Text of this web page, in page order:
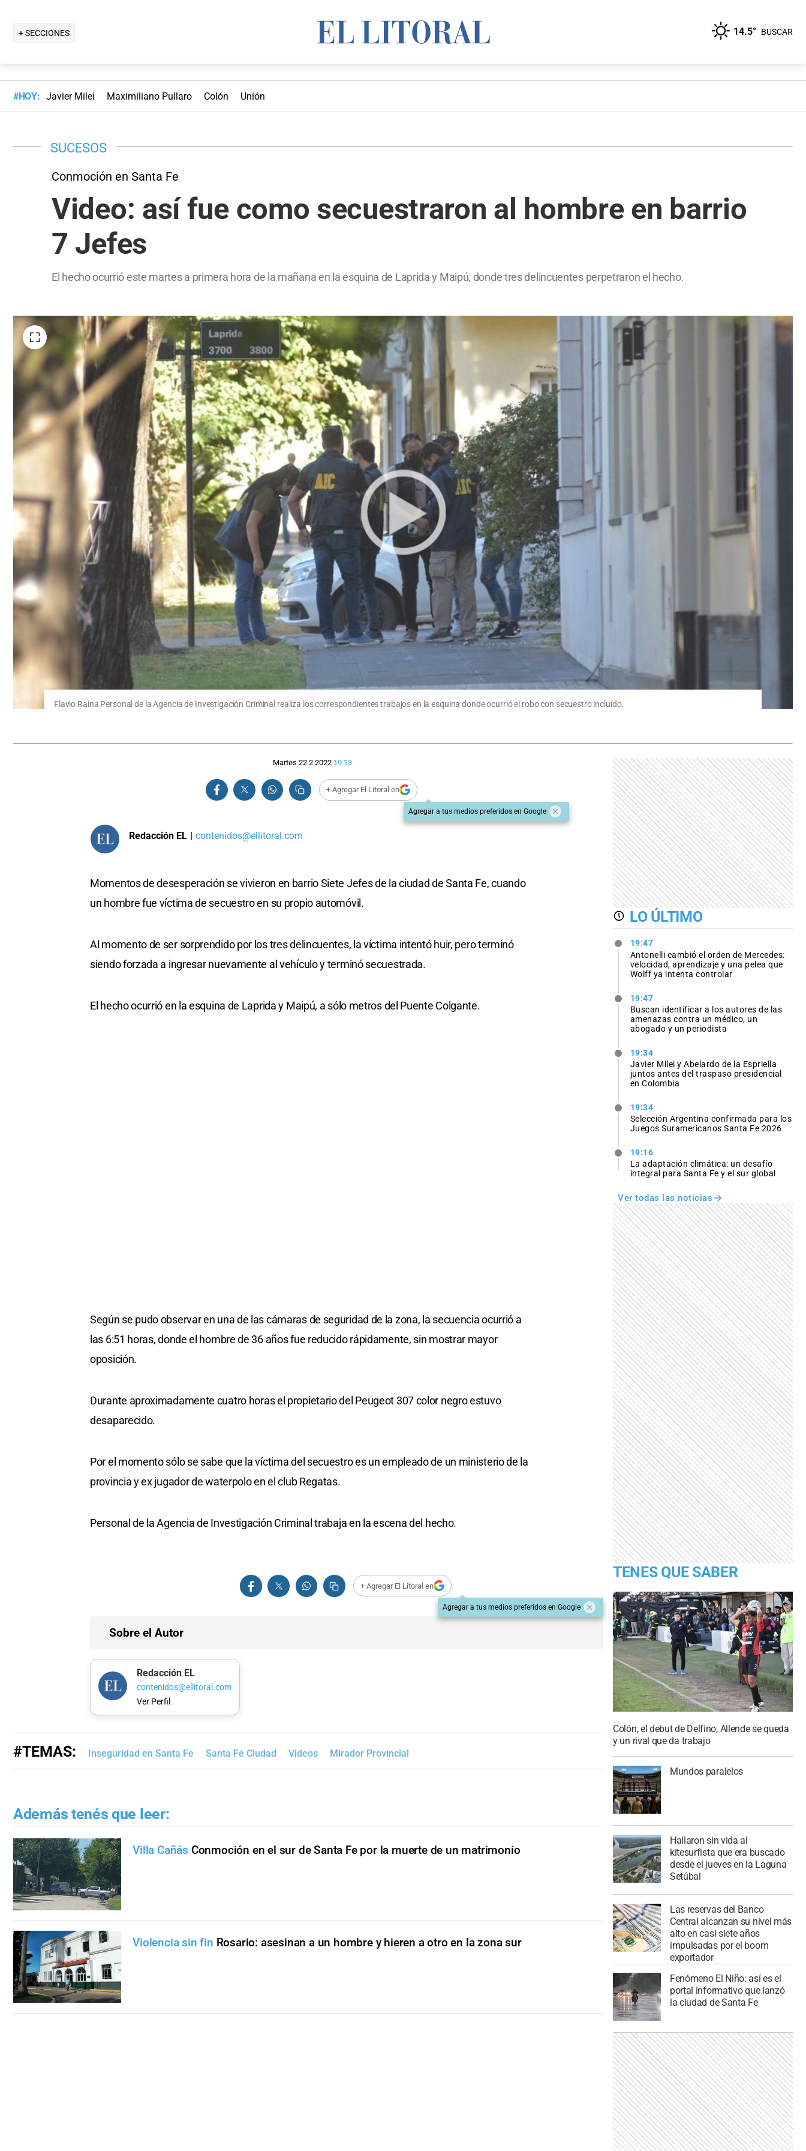
+ SECCIONES 14.5° BUSCAR
#HOY: Javier Milei Maximiliano Pullaro Colón Unión
SUCESOS
Conmoción en Santa Fe
Video: así fue como secuestraron al hombre en barrio
7 Jefes
El hecho ocurrió este martes a primera hora de la mañana en la esquina de Laprida y Maipú, donde tres delincuentes perpetraron el hecho.
Flavio Raina Personal de la Agencia de Investigación Criminal realiza los correspondientes trabajos en la esquina donde ocurrió el robo con secuestro incluído.
Martes 22.2.2022 19:13
+ Agregar El Litoral en
Agregar a tus medios preferidos en Google
Redacción EL | contenidos@ellitoral.com
Momentos de desesperación se vivieron en barrio Siete Jefes de la ciudad de Santa Fe, cuando
un hombre fue víctima de secuestro en su propio automóvil.
Al momento de ser sorprendido por los tres delincuentes, la víctima intentó huir, pero terminó
siendo forzada a ingresar nuevamente al vehículo y terminó secuestrada.
El hecho ocurrió en la esquina de Laprida y Maipú, a sólo metros del Puente Colgante.
Según se pudo observar en una de las cámaras de seguridad de la zona, la secuencia ocurrió a
las 6:51 horas, donde el hombre de 36 años fue reducido rápidamente, sin mostrar mayor
oposición.
Durante aproximadamente cuatro horas el propietario del Peugeot 307 color negro estuvo
desaparecido.
Por el momento sólo se sabe que la víctima del secuestro es un empleado de un ministerio de la
provincia y ex jugador de waterpolo en el club Regatas.
Personal de la Agencia de Investigación Criminal trabaja en la escena del hecho.
+ Agregar El Litoral en
Agregar a tus medios preferidos en Google
Sobre el Autor
Redacción EL
contenidos@ellitoral.com
Ver Perfil
#TEMAS: Inseguridad en Santa Fe Santa Fe Ciudad Videos Mirador Provincial
Además tenés que leer:
Villa Cañás Conmoción en el sur de Santa Fe por la muerte de un matrimonio
Violencia sin fin Rosario: asesinan a un hombre y hieren a otro en la zona sur
LO ÚLTIMO
19:47
Antonelli cambió el orden de Mercedes:
velocidad, aprendizaje y una pelea que
Wolff ya intenta controlar
19:47
Buscan identificar a los autores de las
amenazas contra un médico, un
abogado y un periodista
19:34
Javier Milei y Abelardo de la Espriella
juntos antes del traspaso presidencial
en Colombia
19:34
Selección Argentina confirmada para los
Juegos Suramericanos Santa Fe 2026
19:16
La adaptación climática: un desafío
integral para Santa Fe y el sur global
Ver todas las noticias
TENES QUE SABER
Colón, el debut de Delfino, Allende se queda
y un rival que da trabajo
Mundos paralelos
Hallaron sin vida al
kitesurfista que era buscado
desde el jueves en la Laguna
Setúbal
Las reservas del Banco
Central alcanzan su nivel más
alto en casi siete años
impulsadas por el boom
exportador
Fenómeno El Niño: así es el
portal informativo que lanzó
la ciudad de Santa Fe